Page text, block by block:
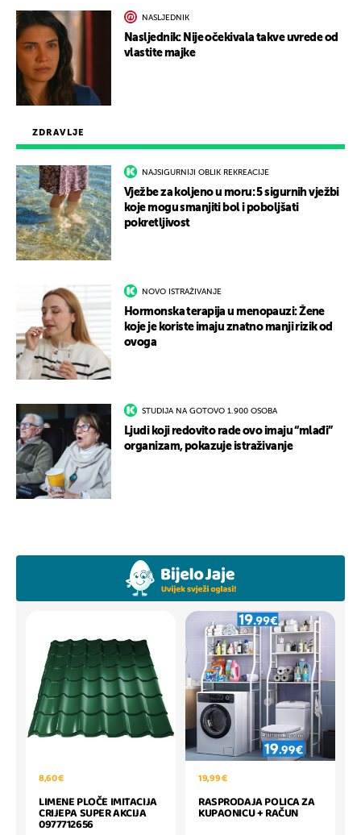
ZDRAVLJE
NAJSIGURNIJI OBLIK REKREACIJE
Vježbe za koljeno u moru: 5 sigurnih vježbi
koje mogu smanjiti bol i poboljšati
pokretljivost
NOVO ISTRAŽIVANJE
Hormonska terapija u menopauzi: Žene
koje je koriste imaju znatno manji rizik od
ovoga
STUDIJA NA GOTOVO 1.900 OSOBA
Ljudi koji redovito rade ovo imaju “mlađi”
organizam, pokazuje istraživanje
NASLJEDNIK
Nasljednik: Nije očekivala takve uvrede od
vlastite majke
8,60 €
LIMENE PLOČE IMITACIJA
CRIJEPA SUPER AKCIJA
0977712656
19,99 €
RASPRODAJA POLICA ZA
KUPAONICU + RAČUN